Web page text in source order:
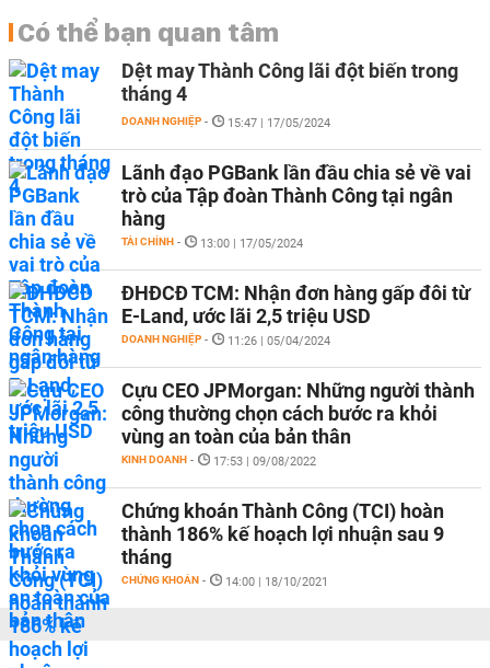
Có thể bạn quan tâm
Dệt may Thành Công lãi đột biến trong
tháng 4
DOANH NGHIỆP - 15:47 | 17/05/2024
Lãnh đạo PGBank lần đầu chia sẻ về vai
trò của Tập đoàn Thành Công tại ngân
hàng
TÀI CHÍNH - 13:00 | 17/05/2024
ĐHĐCĐ TCM: Nhận đơn hàng gấp đôi từ
E-Land, ước lãi 2,5 triệu USD
DOANH NGHIỆP - 11:26 | 05/04/2024
Cựu CEO JPMorgan: Những người thành
công thường chọn cách bước ra khỏi
vùng an toàn của bản thân
KINH DOANH - 17:53 | 09/08/2022
Chứng khoán Thành Công (TCI) hoàn
thành 186% kế hoạch lợi nhuận sau 9
tháng
CHỨNG KHOÁN - 14:00 | 18/10/2021